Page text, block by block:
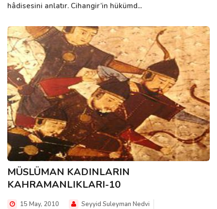
hâdisesini anlatır. Cihangir’in hükümd...
MÜSLÜMAN KADINLARIN
KAHRAMANLIKLARI-10
15 May, 2010 Seyyid Suleyman Nedvi